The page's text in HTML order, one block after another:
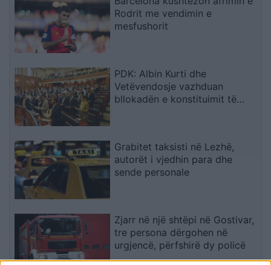
Rodrit me vendimin e
mesfushorit
PDK: Albin Kurti dhe
Vetëvendosje vazhduan
bllokadën e konstituimit të
Grabitet taksisti në Lezhë,
autorët i vjedhin para dhe
sende personale
Zjarr në një shtëpi në Gostivar,
tre persona dërgohen në
urgjencë, përfshirë dy policë